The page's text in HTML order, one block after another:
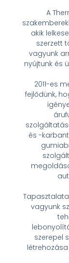
A
akik
szerzett
vagyunk
nyújtunk és
2011-es
fejlődünk,
és -
vagyunk
szerepel